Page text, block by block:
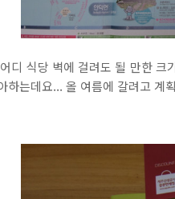
디 식당 벽에 걸려도 될 만한 크
하는데요... 올 여름에 갈려고 계